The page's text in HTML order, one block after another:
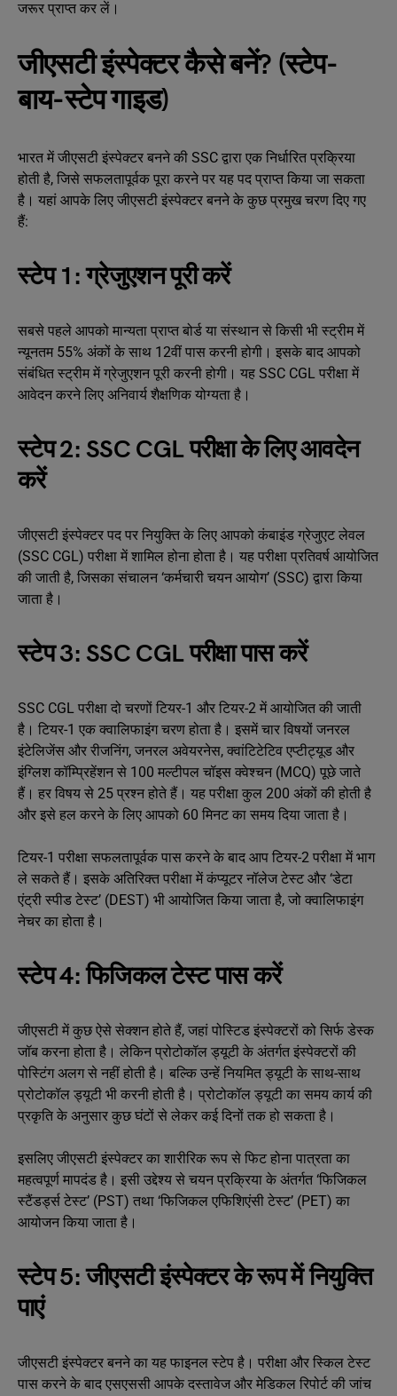
जरूर प्राप्त कर लें।
जीएसटी इंस्पेक्टर कैसे बनें? (स्टेप-
बाय-स्टेप गाइड)
भारत में जीएसटी इंस्पेक्टर बनने की SSC द्वारा एक निर्धारित प्रक्रिया
होती है, जिसे सफलतापूर्वक पूरा करने पर यह पद प्राप्त किया जा सकता
है। यहां आपके लिए जीएसटी इंस्पेक्टर बनने के कुछ प्रमुख चरण दिए गए
हैं:
स्टेप 1: ग्रेजुएशन पूरी करें
सबसे पहले आपको मान्यता प्राप्त बोर्ड या संस्थान से किसी भी स्ट्रीम में
न्यूनतम 55% अंकों के साथ 12वीं पास करनी होगी। इसके बाद आपको
संबंधित स्ट्रीम में ग्रेजुएशन पूरी करनी होगी। यह SSC CGL परीक्षा में
आवेदन करने लिए अनिवार्य शैक्षणिक योग्यता है।
स्टेप 2: SSC CGL परीक्षा के लिए आवदेन
करें
जीएसटी इंस्पेक्टर पद पर नियुक्ति के लिए आपको कंबाइंड ग्रेजुएट लेवल
(SSC CGL) परीक्षा में शामिल होना होता है। यह परीक्षा प्रतिवर्ष आयोजित
की जाती है, जिसका संचालन ‘कर्मचारी चयन आयोग’ (SSC) द्वारा किया
जाता है।
स्टेप 3: SSC CGL परीक्षा पास करें
SSC CGL परीक्षा दो चरणों टियर-1 और टियर-2 में आयोजित की जाती
है। टियर-1 एक क्वालिफाइंग चरण होता है। इसमें चार विषयों जनरल
इंटेलिजेंस और रीजनिंग, जनरल अवेयरनेस, क्वांटिटेटिव एप्टीट्यूड और
इंग्लिश कॉम्प्रिहेंशन से 100 मल्टीपल चॉइस क्वेश्चन (MCQ) पूछे जाते
हैं। हर विषय से 25 प्रश्न होते हैं। यह परीक्षा कुल 200 अंकों की होती है
और इसे हल करने के लिए आपको 60 मिनट का समय दिया जाता है।
टियर-1 परीक्षा सफलतापूर्वक पास करने के बाद आप टियर-2 परीक्षा में भाग
ले सकते हैं। इसके अतिरिक्त परीक्षा में कंप्यूटर नॉलेज टेस्ट और ‘डेटा
एंट्री स्पीड टेस्ट’ (DEST) भी आयोजित किया जाता है, जो क्वालिफाइंग
नेचर का होता है।
स्टेप 4: फिजिकल टेस्ट पास करें
जीएसटी में कुछ ऐसे सेक्शन होते हैं, जहां पोस्टिड इंस्पेक्टरों को सिर्फ डेस्क
जॉब करना होता है। लेकिन प्रोटोकॉल ड्यूटी के अंतर्गत इंस्पेक्टरों की
पोस्टिंग अलग से नहीं होती है। बल्कि उन्हें नियमित ड्यूटी के साथ-साथ
प्रोटोकॉल ड्यूटी भी करनी होती है। प्रोटोकॉल ड्यूटी का समय कार्य की
प्रकृति के अनुसार कुछ घंटों से लेकर कई दिनों तक हो सकता है।
इसलिए जीएसटी इंस्पेक्टर का शारीरिक रूप से फिट होना पात्रता का
महत्वपूर्ण मापदंड है। इसी उद्देश्य से चयन प्रक्रिया के अंतर्गत ‘फिजिकल
स्टैंडर्ड्स टेस्ट’ (PST) तथा ‘फिजिकल एफिशिएंसी टेस्ट’ (PET) का
आयोजन किया जाता है।
स्टेप 5: जीएसटी इंस्पेक्टर के रूप में नियुक्ति
पाएं
जीएसटी इंस्पेक्टर बनने का यह फाइनल स्टेप है। परीक्षा और स्किल टेस्ट
पास करने के बाद एसएससी आपके दस्तावेज और मेडिकल रिपोर्ट की जांच